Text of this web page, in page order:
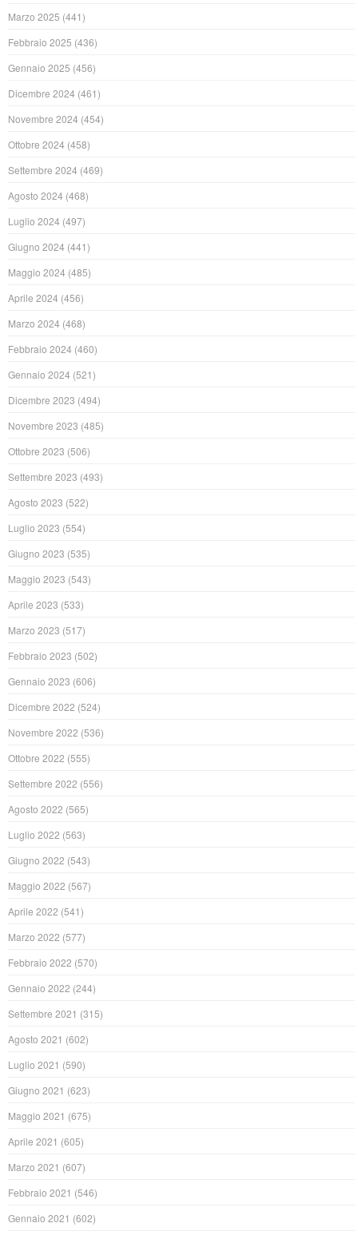
Marzo 2025 (441)
Febbraio 2025 (436)
Gennaio 2025 (456)
Dicembre 2024 (461)
Novembre 2024 (454)
Ottobre 2024 (458)
Settembre 2024 (469)
Agosto 2024 (468)
Luglio 2024 (497)
Giugno 2024 (441)
Maggio 2024 (485)
Aprile 2024 (456)
Marzo 2024 (468)
Febbraio 2024 (460)
Gennaio 2024 (521)
Dicembre 2023 (494)
Novembre 2023 (485)
Ottobre 2023 (506)
Settembre 2023 (493)
Agosto 2023 (522)
Luglio 2023 (554)
Giugno 2023 (535)
Maggio 2023 (543)
Aprile 2023 (533)
Marzo 2023 (517)
Febbraio 2023 (502)
Gennaio 2023 (606)
Dicembre 2022 (524)
Novembre 2022 (536)
Ottobre 2022 (555)
Settembre 2022 (556)
Agosto 2022 (565)
Luglio 2022 (563)
Giugno 2022 (543)
Maggio 2022 (567)
Aprile 2022 (541)
Marzo 2022 (577)
Febbraio 2022 (570)
Gennaio 2022 (244)
Settembre 2021 (315)
Agosto 2021 (602)
Luglio 2021 (590)
Giugno 2021 (623)
Maggio 2021 (675)
Aprile 2021 (605)
Marzo 2021 (607)
Febbraio 2021 (546)
Gennaio 2021 (602)